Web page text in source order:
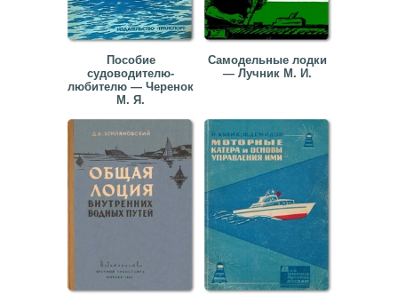
Пособие
судоводителю-
любителю — Черенок
М. Я.
Самодельные лодки
— Лучник М. И.